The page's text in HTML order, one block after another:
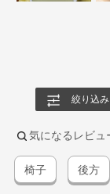
絞り込み
気になるレビュ
椅子 後方